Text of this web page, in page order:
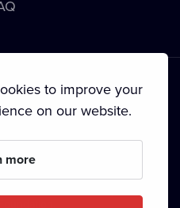
Policy • Copyright
to improve your
on our website.
more